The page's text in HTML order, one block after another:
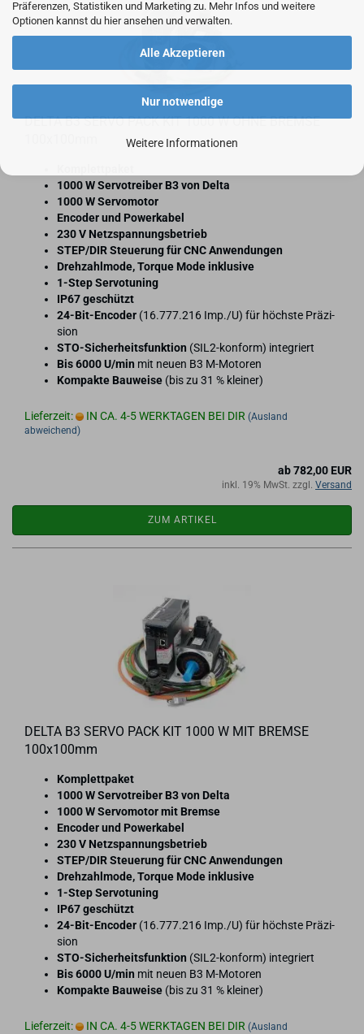
Präferenzen, Statistiken und Marketing zu. Mehr Infos und weitere
Optionen kannst du hier ansehen und verwalten.
Alle Akzeptieren
Nur notwendige
Weitere Informationen
DELTA B3 SERVO PACK KIT 1000 W OHNE BREM­SE
1000 W Ser­vo­trei­ber B3 von Delta
1000 W Ser­vo­mo­tor
En­co­der und Powerka­bel
230 V Netz­span­nungs­be­trieb
STEP/DIR Steue­rung für CNC An­wen­dun­gen
Dreh­zahl­mo­de, Tor­que Mode in­klu­si­ve
1-​Step Ser­vo­tu­ning
IP67 ge­schützt
24-​Bit-Encoder (16.777.216 Imp./U) für höchs­te Prä­zi­
si­on
STO-​Sicherheitsfunktion (SIL2-​konform) in­te­griert
Bis 6000 U/min mit neuen B3 M-​Motoren
Kom­pak­te Bau­wei­se (bis zu 31 % klei­ner)
Lieferzeit: IN CA. 4-5 WERKTAGEN BEI DIR (Ausland
abweichend)
ab 782,00 EUR
inkl. 19% MwSt. zzgl. Versand
ZUM ARTIKEL
DELTA B3 SERVO PACK KIT 1000 W MIT BREM­SE
100x100mm
Kom­plett­pa­ket
1000 W Ser­vo­trei­ber B3 von Delta
1000 W Ser­vo­mo­tor mit Brem­se
En­co­der und Powerka­bel
230 V Netz­span­nungs­be­trieb
STEP/DIR Steue­rung für CNC An­wen­dun­gen
Dreh­zahl­mo­de, Tor­que Mode in­klu­si­ve
1-​Step Ser­vo­tu­ning
IP67 ge­schützt
24-​Bit-Encoder (16.777.216 Imp./U) für höchs­te Prä­zi­
si­on
STO-​Sicherheitsfunktion (SIL2-​konform) in­te­griert
Bis 6000 U/min mit neuen B3 M-​Motoren
Kom­pak­te Bau­wei­se (bis zu 31 % klei­ner)
Lieferzeit: IN CA. 4-5 WERKTAGEN BEI DIR (Ausland